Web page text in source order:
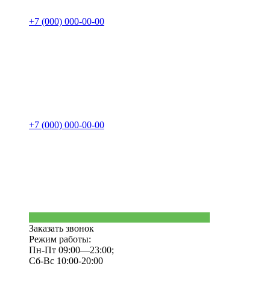
+7 (000) 000-00-00
+7 (000) 000-00-00
Заказать звонок
Режим работы:
Пн-Пт 09:00—23:00;
Сб-Вс 10:00-20:00